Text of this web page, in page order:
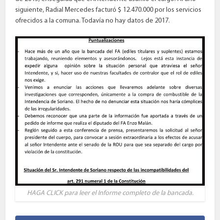
siguiente, Radial Mercedes facturó $ 12.470.000 por los servicios
ofrecidos a la comuna. Todavía no hay datos de 2017.
HAGA CLICK para leer el Informe completo de la bancada.